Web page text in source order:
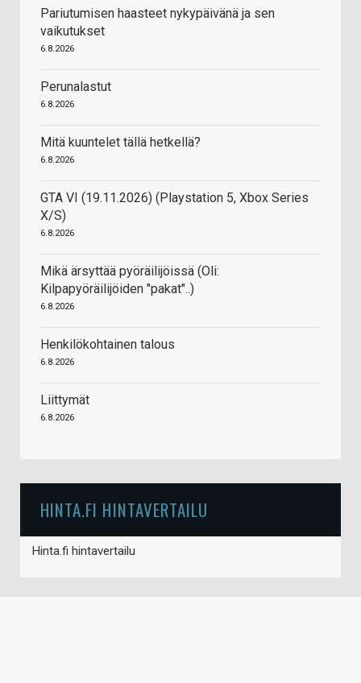
Pariutumisen haasteet nykypäivänä ja sen
vaikutukset
6.8.2026
Perunalastut
6.8.2026
Mitä kuuntelet tällä hetkellä?
6.8.2026
GTA VI (19.11.2026) (Playstation 5, Xbox Series
X/S)
6.8.2026
Mikä ärsyttää pyöräilijöissä (Oli:
Kilpapyöräilijöiden "pakat"..)
6.8.2026
Henkilökohtainen talous
6.8.2026
Liittymät
6.8.2026
HINTA.FI HINTAVERTAILU
Hinta.fi hintavertailu